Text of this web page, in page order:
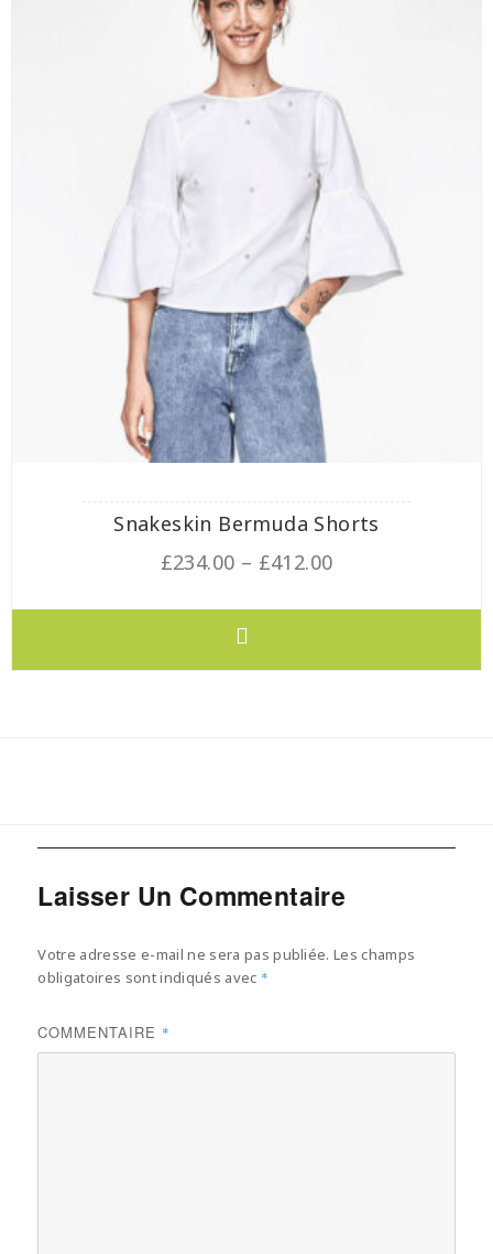
Snakeskin Bermuda Shorts
£234.00 – £412.00
Laisser Un Commentaire
Votre adresse e-mail ne sera pas publiée. Les champs
obligatoires sont indiqués avec *
COMMENTAIRE *